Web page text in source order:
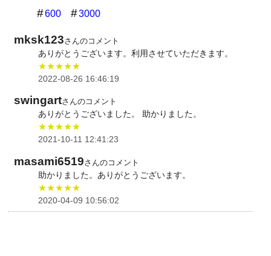
600
3000
mksk123さんのコメント
ありがとうございます。利用させていただきます。
★★★★★
2022-08-26 16:46:19
swingartさんのコメント
ありがとうございました。 助かりました。
★★★★★
2021-10-11 12:41:23
masami6519さんのコメント
助かりました。ありがとうございます。
★★★★★
2020-04-09 10:56:02